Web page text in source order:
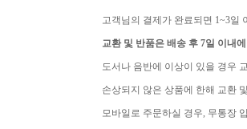
고객님의 결제가 완료되면 1~3일
교환 및 반품은 배송 후 7일 이내
도서나 음반에 이상이 있을 경우
손상되지 않은 상품에 한해 교환
모바일로 주문하실 경우, 무통장